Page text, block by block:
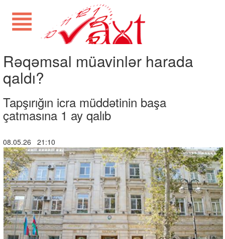
Rəqəmsal müavinlər harada
qaldı?
Tapşırığın icra müddətinin başa
çatmasına 1 ay qalıb
08.05.26 21:10